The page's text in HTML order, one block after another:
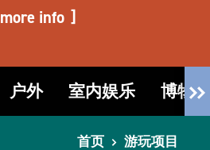
more info
户外 室内娱乐 博物
首页 游玩项目